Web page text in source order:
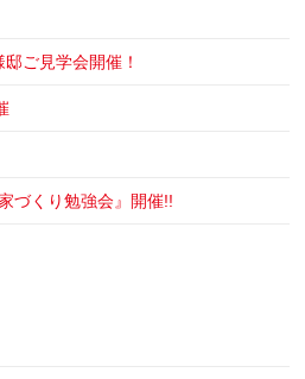
ご見学会開催！
づくり勉強会』開催!!